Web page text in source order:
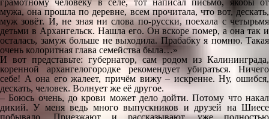
грамотному человеку в селе, тот написал письмо, якобы от
мужа, она прошла по деревне, всем прочитала, что вот, дескать,
муж зовёт. И, не зная ни слова по-русски, поехала с четырьмя
детьми в Архангельск. Нашла его. Он вскоре помер, а она так и
осталась, замуж больше не выходила. Прабабку я помню. Такая
очень колоритная глава семейства была…»
И вот представьте: губернатор, сам родом из Калининграда,
коренной архангелогородке рекомендует убираться. Ничего
себе! А она его жалеет, причём вижу – искренне. Ну, ошибся,
дескать, человек. Волнует же её другое.
– Боюсь очень, до крови может дело дойти. Потому что накал
дикий. У меня ведь много выпускников и друзей на Шиесе
побывало. Приезжают и рассказывают, уже полностью